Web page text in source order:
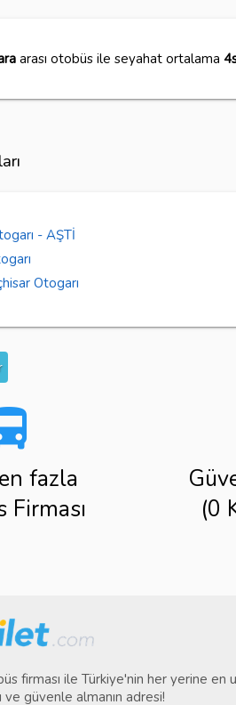
arası otobüs ile seyahat ortalama
- AŞTİ
Otogarı
fazla
Firması
(0
firması ile Türkiye'nin her yerine en
ve güvenle almanın adresi!